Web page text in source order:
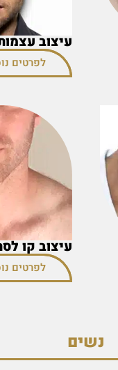
עיצוב
לפרטים
עיצוב קו
לפרטים
נשים